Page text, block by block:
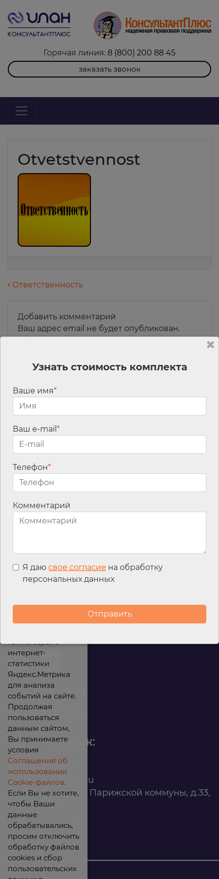
Горячая линия: 8 (800) 200 88 45
заказать звонок
Otvetstvennost
Навигация по записям
Ответственность
Добавить комментарий
Ваш адрес email не будет опубликован.
Обязательные поля помечены*
Имя*
Email*
Контакты
Вакансии
Офис продаж:
infomarket@ilan.su
г. Красноярск, ул. Парижской коммуны, д.33,
помещ. 302
ИНН: 2465263327
Узнать стоимость комплекта
Ваше имя*
Ваш e-mail *
Телефон*
Комментарий
Я даю свое согласие на обработку
персональных данных
файлы cookies для
улучшения
также сервис
интернет-
статистики
Яндекс.Метрика
для анализа
событий на сайте.
Продолжая
пользоваться
данным сайтом,
Вы принимаете
условия
Соглашения об
использовании
Cookie-файлов.
Если Вы не хотите,
чтобы Ваши
данные
обрабатывались,
просим отключить
обработку файлов
cookies и сбор
пользовательских